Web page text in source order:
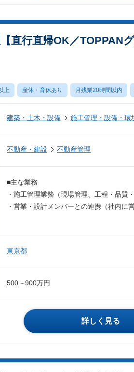
直行直帰OK／TOPPAN
上 産休・育休あり 月残業20時間以内
建築・土木・設備 施工管理・設備・環
不動産・建設 不動産管理
■主な業務
・施工管理業務（現場管理、工程・品
・営業・設計メンバーとの連携（社内に
東京都
500～900万円
詳しく見る